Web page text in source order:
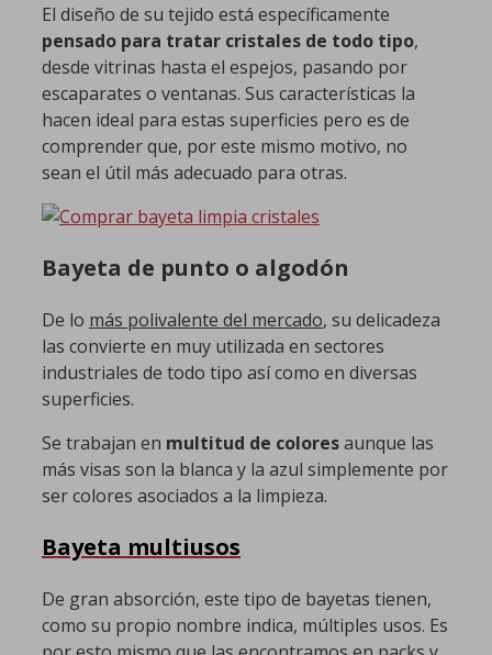
El diseño de su tejido está específicamente
pensado para tratar cristales de todo tipo,
desde vitrinas hasta el espejos, pasando por
escaparates o ventanas. Sus características la
hacen ideal para estas superficies pero es de
comprender que, por este mismo motivo, no
sean el útil más adecuado para otras.
Bayeta de punto o algodón
De lo más polivalente del mercado, su delicadeza
las convierte en muy utilizada en sectores
industriales de todo tipo así como en diversas
superficies.
Se trabajan en multitud de coloresaunque las
más visas son la blanca y la azul simplemente por
ser colores asociados a la limpieza.
Bayeta multiusos
De gran absorción, este tipo de bayetas tienen,
como su propio nombre indica, múltiples usos. Es